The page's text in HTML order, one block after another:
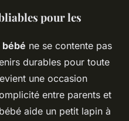
pour les
ne se contente pas
durables pour toute
une occasion
entre parents et
aide un petit lapin à